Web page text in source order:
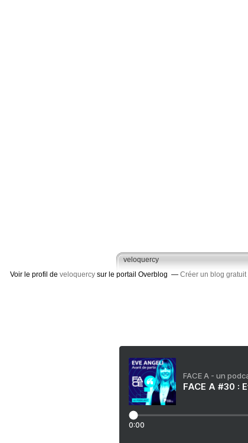
veloquercy
Voir le profil de veloquercy sur le portail Overblog Créer un blog gratuit
FACE A - un
FACE A #30 :
0:00